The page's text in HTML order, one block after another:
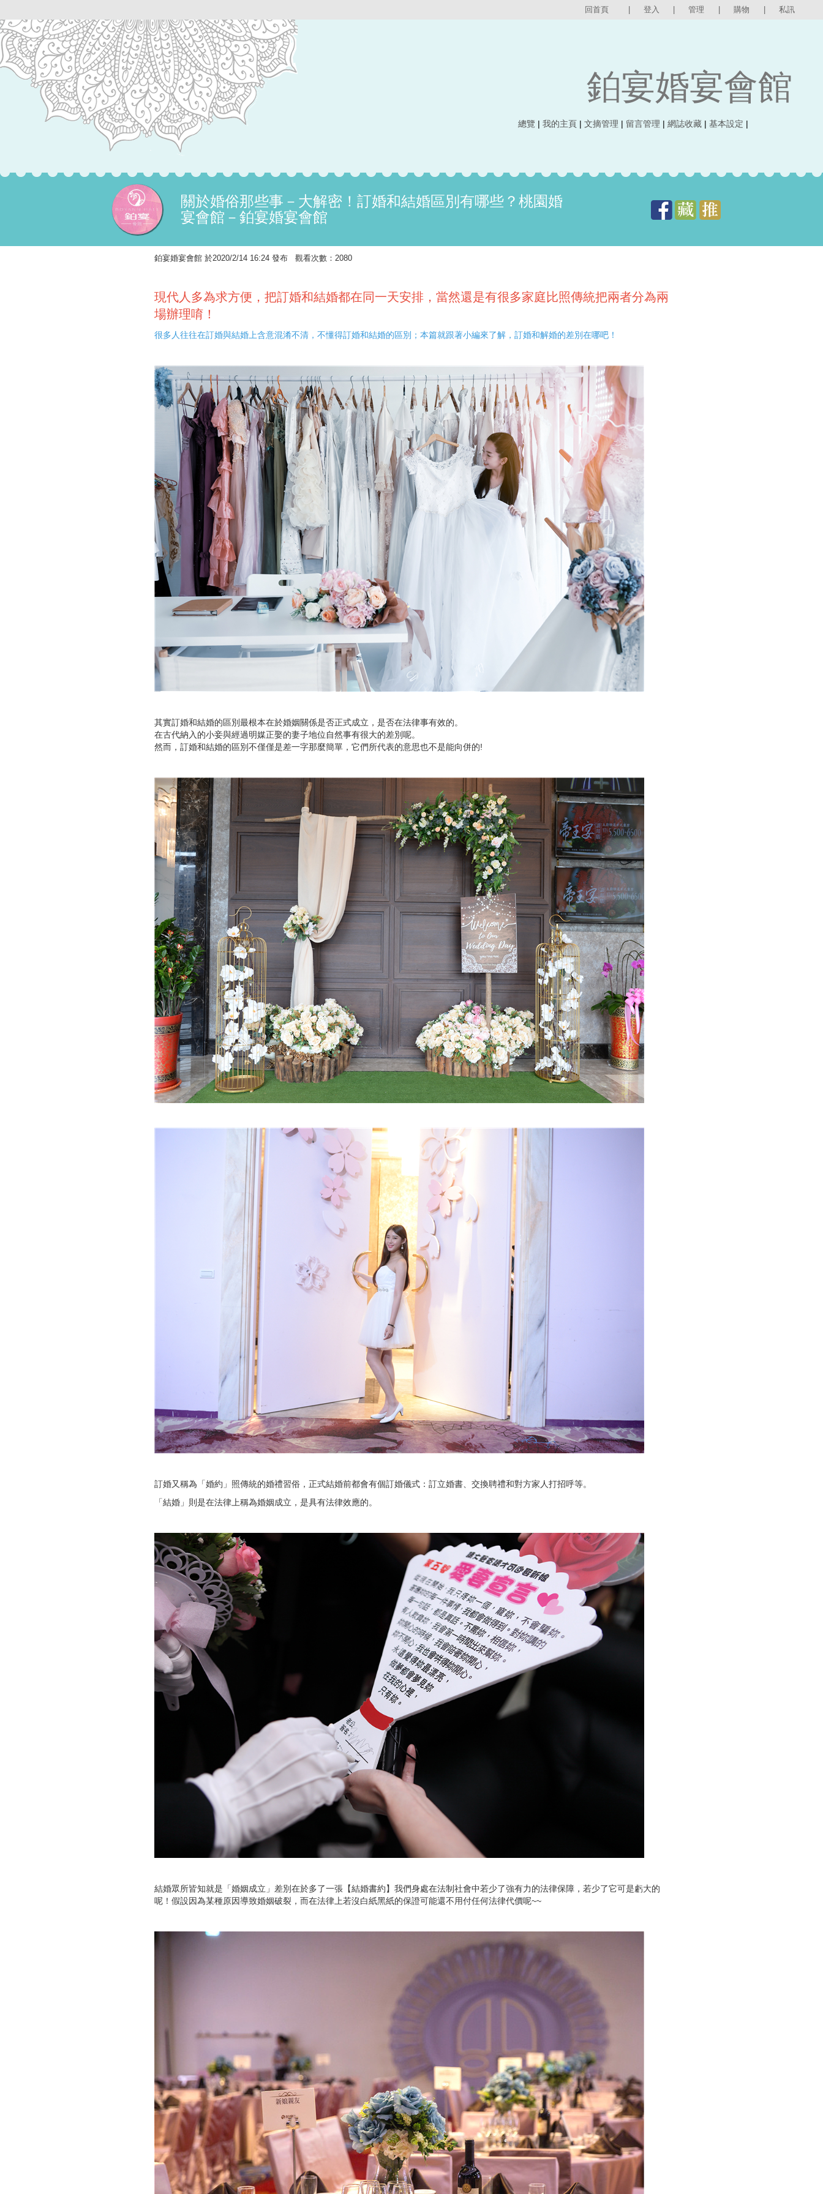
回首頁 登入 管理 購物 私訊
鉑宴婚宴會館
總覽 | 我的主頁 | 文摘管理 | 留言管理 | 網誌收藏 | 基本設定 |
關於婚俗那些事－大解密！訂婚和結婚區別有哪些？桃園婚
宴會館－鉑宴婚宴會館
鉑宴婚宴會館 於2020/2/14 16:24 發布 觀看次數：2080
現代人多為求方便，把訂婚和結婚都在同一天安排，當然還是有很多家庭比照傳統把兩者分為兩
場辦理唷！
很多人往往在訂婚與結婚上含意混淆不清，不懂得訂婚和結婚的區別；本篇就跟著小編來了解，訂婚和解婚的差別在哪吧！
其實訂婚和結婚的區別最根本在於婚姻關係是否正式成立，是否在法律事有效的。
在古代納入的小妾與經過明媒正娶的妻子地位自然事有很大的差別呢。
然而，訂婚和結婚的區別不僅僅是差一字那麼簡單，它們所代表的意思也不是能向併的!
訂婚又稱為「婚約」照傳統的婚禮習俗，正式結婚前都會有個訂婚儀式：訂立婚書、交換聘禮和對方家人打招呼等。
「結婚」則是在法律上稱為婚姻成立，是具有法律效應的。
結婚眾所皆知就是「婚姻成立」差別在於多了一張【結婚書約】我們身處在法制社會中若少了強有力的法律保障，若少了它可是虧大的
呢！假設因為某種原因導致婚姻破裂，而在法律上若沒白紙黑紙的保證可能還不用付任何法律代價呢~~